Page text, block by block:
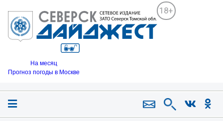
18+
На месяц
Прогноз погоды в Москве